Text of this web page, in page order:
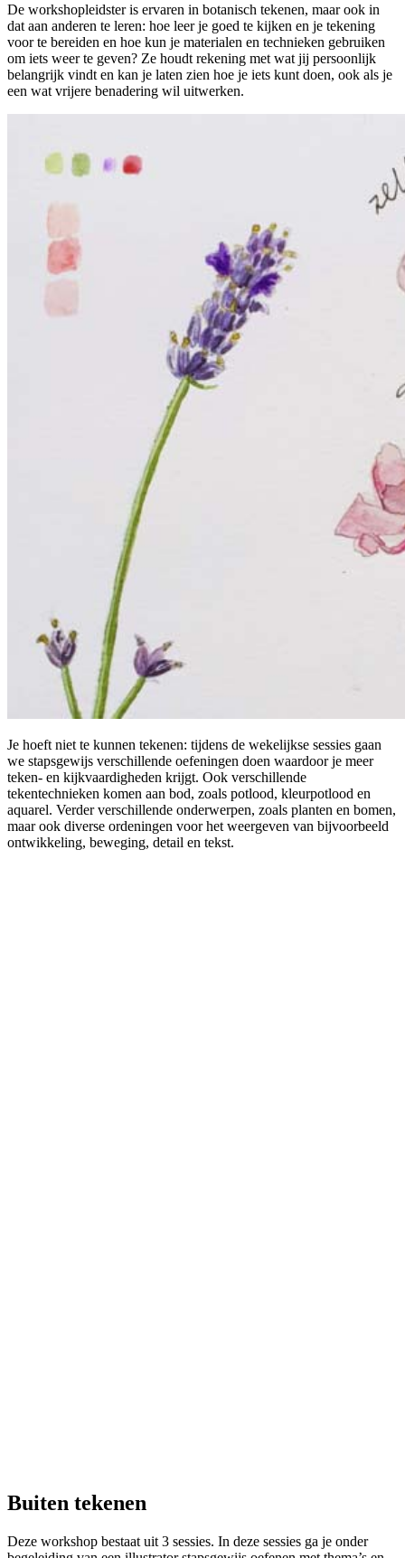
De workshopleidster is ervaren in botanisch tekenen, maar ook in
dat aan anderen te leren: hoe leer je goed te kijken en je tekening
voor te bereiden en hoe kun je materialen en technieken gebruiken
om iets weer te geven? Ze houdt rekening met wat jij persoonlijk
belangrijk vindt en kan je laten zien hoe je iets kunt doen, ook als je
een wat vrijere benadering wil uitwerken.
Je hoeft niet te kunnen tekenen: tijdens de wekelijkse sessies gaan
we stapsgewijs verschillende oefeningen doen waardoor je meer
teken- en kijkvaardigheden krijgt. Ook verschillende
tekentechnieken komen aan bod, zoals potlood, kleurpotlood en
aquarel. Verder verschillende onderwerpen, zoals planten en bomen,
maar ook diverse ordeningen voor het weergeven van bijvoorbeeld
ontwikkeling, beweging, detail en tekst.
Buiten tekenen
Deze workshop bestaat uit 3 sessies. In deze sessies ga je onder